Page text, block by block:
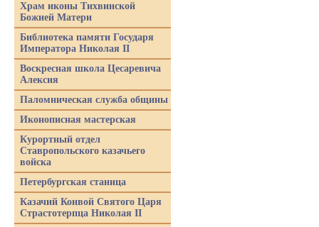
Храм иконы Тихвинской
Божией Матери
Библиотека памяти Государя
Императора Николая II
Воскресная школа Цесаревича
Алексия
Паломническая служба общины
Иконописная мастерская
Курортный отдел
Ставропольского казачьего
войска
Петербургская станица
Казачий Конвой Святого Царя
Страстотерпца Николая II